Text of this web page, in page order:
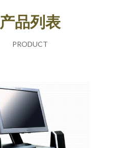
产品列表
PRODUCT